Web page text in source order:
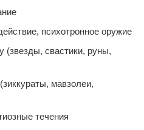
психотронное оружие
(звезды, свастики, руны,
мавзолеи,
течения